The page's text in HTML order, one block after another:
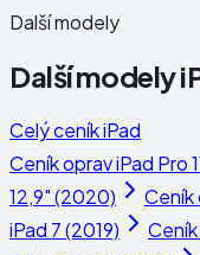
Další modely
Další modely
Celý ceníkiPad
Ceník opraviPad Pro
12,9" (2020)
Ceník
iPad 7 (2019)